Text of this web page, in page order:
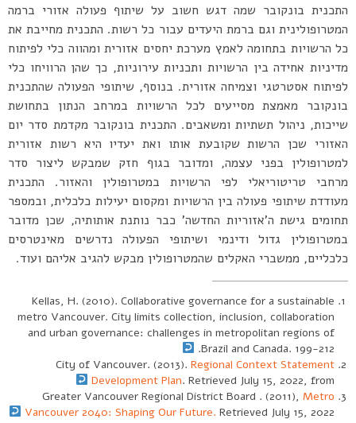
התכנית בונקובר שמה דגש חשוב על שיתוף פעולה אזורי ברמה
המטרופולינית וגם ברמת היעדים עבור כל רשות. התכנית מחייבת את
כל הרשויות בתחומה לאמץ מערכת יחסים אזורית ומהווה כלי לפיתוח
מדיניות אחידה בין הרשויות ותכניות עירוניות, כך שהן הרוויחו כלי
לפיתוח אסטרטגי וצמיחה אזורית. בנוסף, שיתופי הפעולה שהתכנית
בונקובר מאמצת מסייעים לכל הרשויות במרחב הנתון בתחושת
שייכות, ניהול תשתיות ומשאבים. התכנית בונקובר מקדמת סדר יום
האזורי שכן הרשות שקובעת אותו ואת יעדיו היא רשות אזורית
למטרופולין בפני עצמה, ומדובר בגוף חזק שמבקש ליצור סדר
מרחבי טריטוריאלי לפי הרשויות במטרופולין והאזור. התכנית
מעודדת שיתופי פעולה בין הרשויות ומקסום יעילות כלכלית, ובמספר
תחומים גישת ה’אזוריות החדשה’ כבר נותנת אותותיה, שכן מדובר
במטרופולין גדול ודינמי ושיתופי הפעולה נדרשים מאינטרסים
כלכליים, ממשברי האקלים שהמטרופולין מבקש להגיב אליהם ועוד.
Kellas, H. (2010). Collaborative governance for a sustainable
metro Vancouver. City limits collection, inclusion, collaboration
and urban governance: challenges in metropolitan regions of
Brazil and Canada. 199-212.
City of Vancouver. (2013). Regional Context Statement
Development Plan. Retrieved July 15, 2022, from
Greater Vancouver Regional District Board . (2011), Metro
Vancouver 2040: Shaping Our Future. Retrieved July 15, 2022